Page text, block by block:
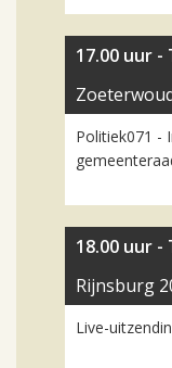
17.00 uur -
Politiek071 -
18.00 uur -
Rijnsburg
Live-